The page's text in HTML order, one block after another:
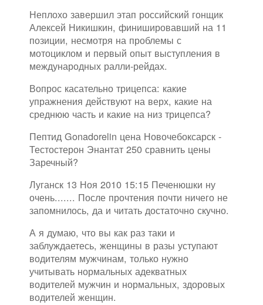
Неплохо завершил этап российский гонщик
Алексей Никишкин, финишировавший на 11
позиции, несмотря на проблемы с
мотоциклом и первый опыт выступления в
международных ралли-рейдах.
Вопрос касательно трицепса: какие
упражнения действуют на верх, какие на
среднюю часть и какие на низ трицепса?
Пептид Gonadorelin цена Новочебоксарск -
Тестостерон Энантат 250 сравнить цены
Заречный?
Луганск 13 Ноя 2010 15:15 Печенюшки ну
очень....... После прочтения почти ничего не
запомнилось, да и читать достаточно скучно.
А я думаю, что вы как раз таки и
заблуждаетесь, женщины в разы уступают
водителям мужчинам, только нужно
учитывать нормальных адекватных
водителей мужчин и нормальных, здоровых
водителей женщин.